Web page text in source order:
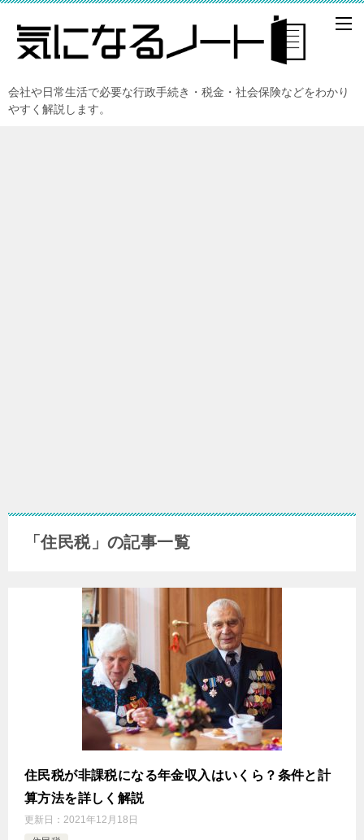
会社や日常生活で必要な行政手続き・税金・社会保険などをわかり
やすく解説します。
「住民税」の記事一覧
住民税が非課税になる年金収入はいくら？条件と計
算方法を詳しく解説
更新日： 2021年12月18日